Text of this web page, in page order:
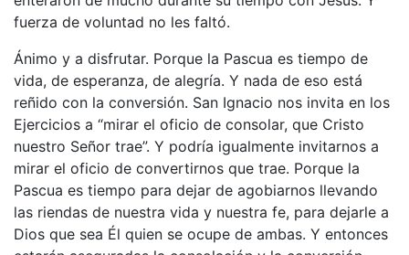
fuerza de voluntad no les faltó.
Ánimo y a disfrutar. Porque la Pascua es tiempo de
vida, de esperanza, de alegría. Y nada de eso está
reñido con la conversión. San Ignacio nos invita en los
Ejercicios a “mirar el oficio de consolar, que Cristo
nuestro Señor trae”. Y podría igualmente invitarnos a
mirar el oficio de convertirnos que trae. Porque la
Pascua es tiempo para dejar de agobiarnos llevando
las riendas de nuestra vida y nuestra fe, para dejarle a
Dios que sea Él quien se ocupe de ambas. Y entonces